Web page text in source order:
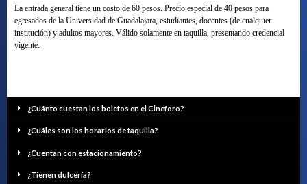
La entrada general tiene un costo de 60 pesos. Precio especial de 40 pesos para
egresados de la Universidad de Guadalajara, estudiantes, docentes (de cualquier
institución) y adultos mayores. Válido solamente en taquilla, presentando credencial
vigente.
¿Cuánto cuestan los boletos en el Cineforo?
¿Cuáles son los horarios de taquilla?
¿Cuentan con estacionamiento?
¿Tienen dulcería?